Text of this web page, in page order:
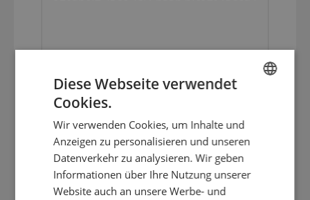
DUTCH
Diese Webseite verwendet
Cookies.
Wir verwenden Cookies, um Inhalte und
Anzeigen zu personalisieren und unseren
Datenverkehr zu analysieren. Wir geben
Informationen über Ihre Nutzung unserer
Website auch an unsere Werbe- und